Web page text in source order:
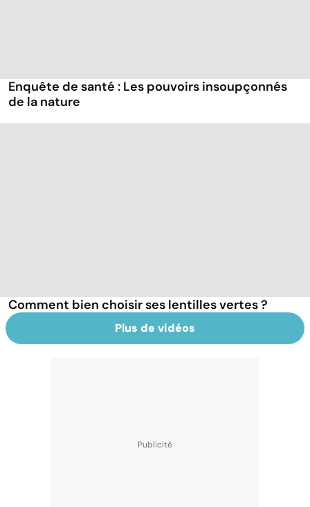
Enquête de santé : Les pouvoirs insoupçonnés
de la nature
Comment bien choisir ses lentilles vertes ?
Plus de vidéos